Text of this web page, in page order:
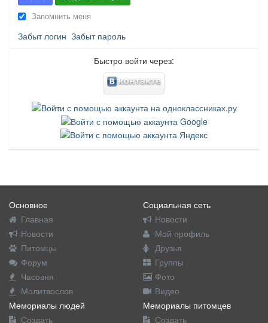
Запомнить меня
Забыт логин Забыт пароль
Быстро войти через:
Основное
Главная
Новости
Питомцы
Форум
Часовня
Молитвослов
Социальная сеть
Новости
Мой профиль
Друзья
Группы
Фото
Видео
Мемориалы людей
Создать
Мемориалы питомцев
Создать